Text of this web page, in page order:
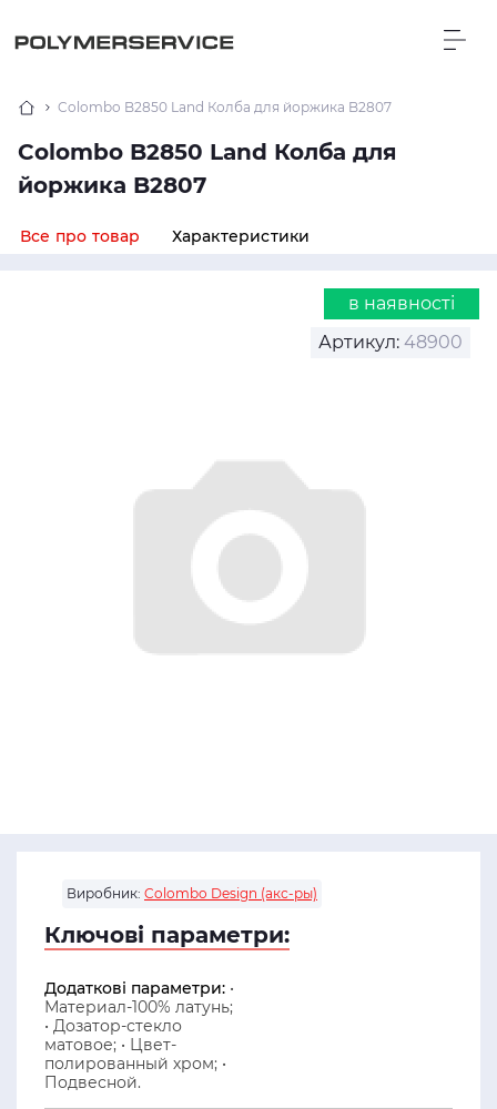
Colombo B2850 Land Колба для йоржика B2807
Colombo B2850 Land Колба для
йоржика B2807
Все про товар Характеристики
в наявності
Артикул: 48900
Виробник: Colombo Design (акс-ры)
Ключові параметри:
Додаткові параметри: •
Материал-100% латунь;
• Дозатор-стекло
матовое; • Цвет-
полированный хром; •
Подвесной.